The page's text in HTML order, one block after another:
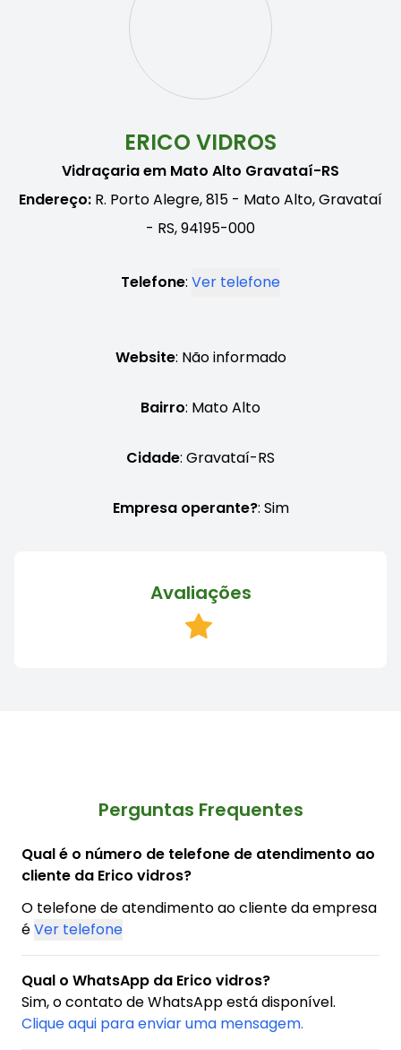
ERICO VIDROS
Vidraçaria em Mato Alto Gravataí-RS
Endereço: R. Porto Alegre, 815 - Mato Alto, Gravataí
- RS, 94195-000
Telefone: Ver telefone
Website: Não informado
Bairro: Mato Alto
Cidade: Gravataí-RS
Empresa operante?: Sim
Avaliações
Perguntas Frequentes
Qual é o número de telefone de atendimento ao
cliente da Erico vidros?
O telefone de atendimento ao cliente da empresa
éVer telefone
Qual o WhatsApp da Erico vidros?
Sim, o contato de WhatsApp está disponível.
Clique aqui para enviar uma mensagem.